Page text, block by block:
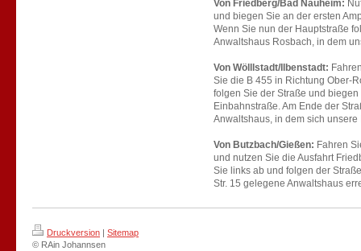
Von Friedberg/Bad Nauheim:
und biegen Sie an der ersten
Wenn Sie nun der Hauptstraße
Anwaltshaus Rosbach, in dem
Von Wölllstadt/Ilbenstadt:
Sie die B 455 in Richtung Ober-
folgen Sie der Straße und
Einbahnstraße. Am Ende der
Anwaltshaus, in dem sich
Von Butzbach/Gießen: Fahren
und nutzen Sie die Ausfahrt
Sie links ab und folgen der
Str. 15 gelegene Anwaltshaus
Druckversion | Sitemap
© RAin Johannsen